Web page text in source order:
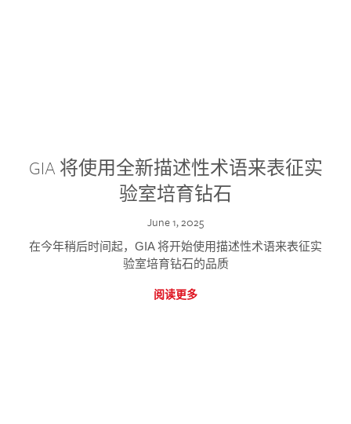
GIA 将使用全新描述性术语来表征实
验室培育钻石
June 1, 2025
在今年稍后时间起，GIA 将开始使用描述性术语来表征实
验室培育钻石的品质
阅读更多